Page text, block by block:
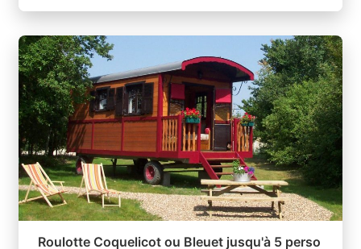
Roulotte Coquelicot ou Bleuet jusqu'à 5 perso